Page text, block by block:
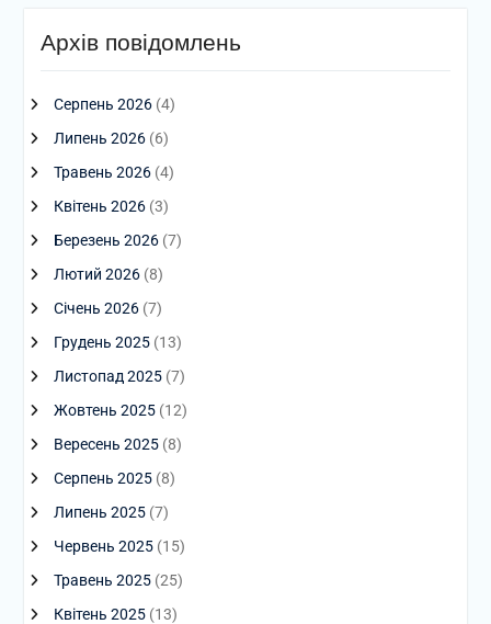
Архів повідомлень
Серпень 2026(4)
Липень 2026(6)
Травень 2026(4)
Квітень 2026(3)
Березень 2026(7)
Лютий 2026(8)
Січень 2026(7)
Грудень 2025(13)
Листопад 2025(7)
Жовтень 2025(12)
Вересень 2025(8)
Серпень 2025(8)
Липень 2025(7)
Червень 2025(15)
Травень 2025(25)
Квітень 2025(13)